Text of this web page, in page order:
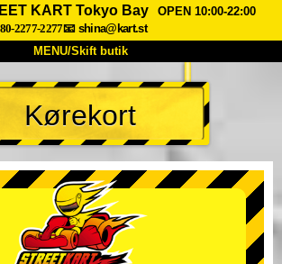
KART Tokyo Bay
OPEN 10:00-22:00
2277-2277📧 shina@kart.st
MENU/Skift butik
TOP
Specifikationer Pris
Booking
Skift butik
Kørekort